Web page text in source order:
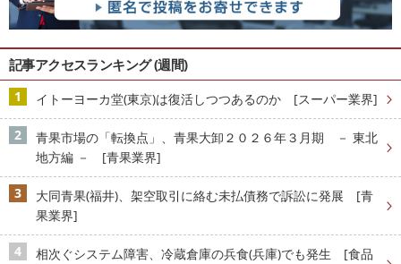
記事アクセスランキング (週間)
イトーヨーカ堂(東京)は復活しつつあるのか [スーパー業界]
青果市場の「転換点」、青果大卸２０２６年３月期 － 東北
地方編 － [青果業界]
大同青果(福井)、架空取引に絡む未払債務で訴訟に発展 [青
果業界]
相次ぐシステム障害、冷蔵倉庫の兵食(兵庫)でも発生 [食品